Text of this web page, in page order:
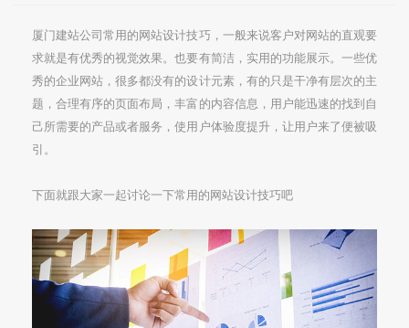
厦门建站公司常用的网站设计技巧，一般来说客户对网站的直观要
求就是有优秀的视觉效果。也要有简洁，实用的功能展示。一些优
秀的企业网站，很多都没有的设计元素，有的只是干净有层次的主
题，合理有序的页面布局，丰富的内容信息，用户能迅速的找到自
己所需要的产品或者服务，使用户体验度提升，让用户来了便被吸
引。
下面就跟大家一起讨论一下常用的网站设计技巧吧